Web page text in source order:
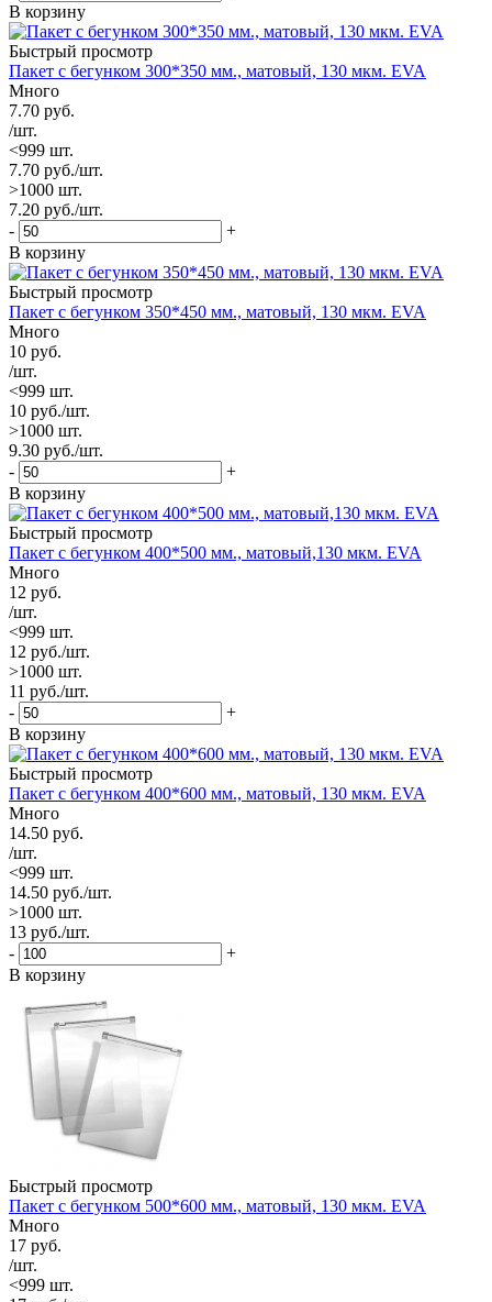
В корзину
Быстрый просмотр
Пакет с бегунком 300*350 мм., матовый, 130 мкм. EVA
Много
7.70 руб.
/шт.
<999 шт.
7.70 руб./шт.
>1000 шт.
7.20 руб./шт.
-
+
В корзину
Быстрый просмотр
Пакет с бегунком 350*450 мм., матовый, 130 мкм. EVA
Много
10 руб.
/шт.
<999 шт.
10 руб./шт.
>1000 шт.
9.30 руб./шт.
-
+
В корзину
Быстрый просмотр
Пакет с бегунком 400*500 мм., матовый,130 мкм. EVA
Много
12 руб.
/шт.
<999 шт.
12 руб./шт.
>1000 шт.
11 руб./шт.
-
+
В корзину
Быстрый просмотр
Пакет с бегунком 400*600 мм., матовый, 130 мкм. EVA
Много
14.50 руб.
/шт.
<999 шт.
14.50 руб./шт.
>1000 шт.
13 руб./шт.
-
+
В корзину
Быстрый просмотр
Пакет с бегунком 500*600 мм., матовый, 130 мкм. EVA
Много
17 руб.
/шт.
<999 шт.